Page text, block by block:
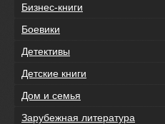
Бизнес-книги
Боевики
Детективы
Детские книги
Дом и семья
Зарубежная литература